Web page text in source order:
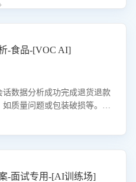
实现销售额的显著提升。
-食品-[VOC AI]
数据分析成功完成退货退款
质量问题或包装破损等。结
。
-面试专用-[AI训练场]